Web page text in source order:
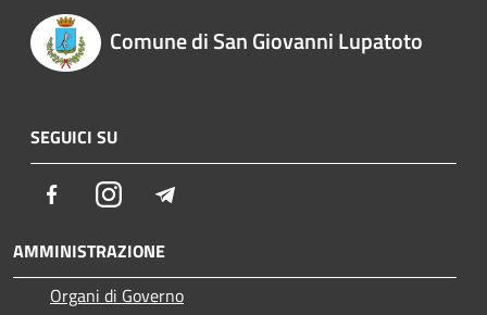
Comune di San Giovanni Lupatoto
SEGUICI SU
FacebookInstagram
AMMINISTRAZIONE
Organi di Governo